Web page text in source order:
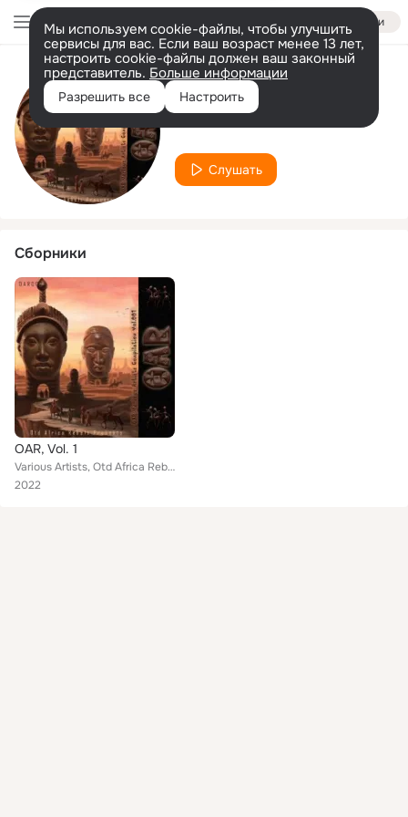
Войти
Мы используем cookie-файлы, чтобы улучшить
сервисы для вас. Если ваш возраст менее 13 лет,
настроить cookie-файлы должен ваш законный
представитель. Больше информации
Разрешить все Настроить
Исполнитель
TA Music
Слушать
Сборники
OAR, Vol. 1
Various Artists, Otd Africa Rebels, Mlilo Da Dj, DJ Mleendo EWR, Cyndi Sindiswa, Mzwilili, Terrence M, Aliicia SA, DJ Fanzy, Bud...
2022